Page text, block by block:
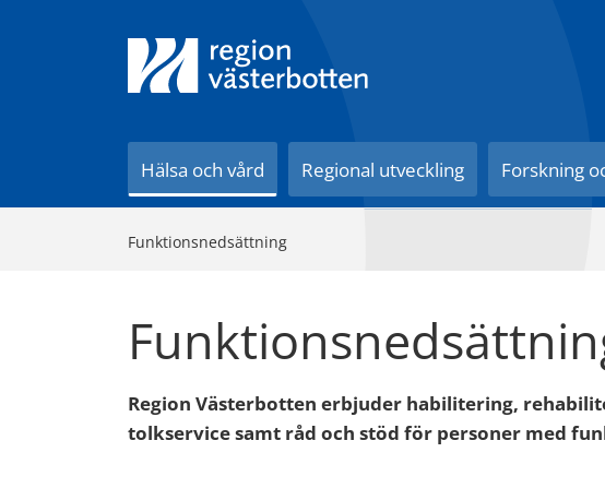
Hälsa och vård Regional utveckling Forskning
Funktionsnedsättning
Region Västerbotten erbjuder habilitering,
tolkservice samt råd och stöd för personer med